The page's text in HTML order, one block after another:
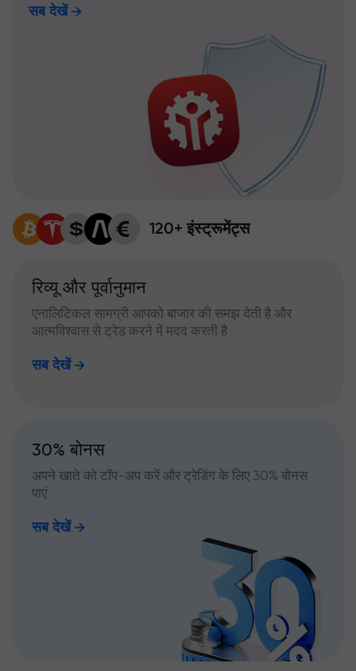
सब देखें
120+ इंस्ट्रूमेंट्स
रिव्यू और पूर्वानुमान
एनालिटिकल सामग्री आपको बाजार की समझ देती है और
आत्मविश्वास से ट्रेड करने में मदद करती है
सब देखें
30% बोनस
अपने खाते को टॉप-अप करें और ट्रेडिंग के लिए 30% बोनस
पाएं
सब देखें